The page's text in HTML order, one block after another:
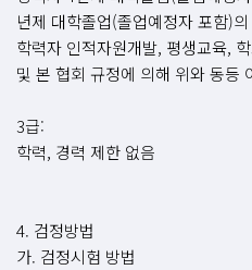
년제 대학졸업(졸업예정자 포함)
학력자 인적자원개발, 평생교육,
및 본 협회 규정에 의해 위와 동등
3급:
학력, 경력 제한 없음
4. 검정방법
가. 검정시험 방법